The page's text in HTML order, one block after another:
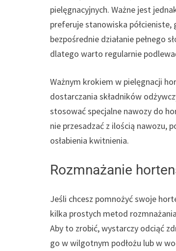
pielęgnacyjnych. Ważne jest
preferuje stanowiska półcieniste,
bezpośrednie działanie pełnego
dlatego warto regularnie
Ważnym krokiem w pielęgnacji
dostarczania składników
stosować specjalne nawozy do
nie przesadzać z ilością nawozu,
osłabienia kwitnienia.
Rozmnażanie
Jeśli chcesz pomnożyć swoje
kilka prostych metod
Aby to zrobić, wystarczy odciąć
go w wilgotnym podłożu lub w